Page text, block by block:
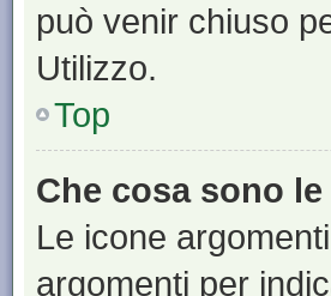
può venir chiuso
Utilizzo.
Top
Che cosa sono
Le icone
argomenti per